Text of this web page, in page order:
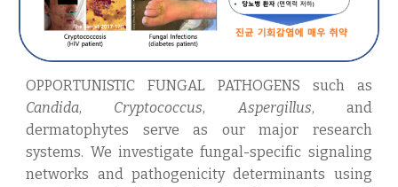
OPPORTUNISTIC FUNGAL PATHOGENS such as
Candida, Cryptococcus,Aspergillus, and
dermatophytes serve as our major research
systems. We investigate fungal-specific signaling
networks and pathogenicity determinants using